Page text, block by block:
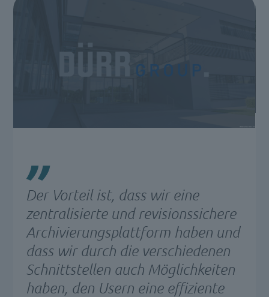
Der Vorteil ist, dass wir eine
zentralisierte und revisionssichere
Archivierungsplattform haben und
dass wir durch die verschiedenen
Schnittstellen auch Möglichkeiten
haben, den Usern eine effiziente